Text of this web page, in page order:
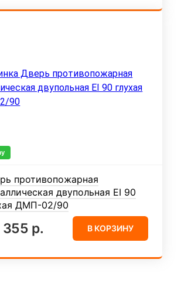
противопожарная
двупольная EI 90
ДМП-02/90
р. В КОРЗИНУ